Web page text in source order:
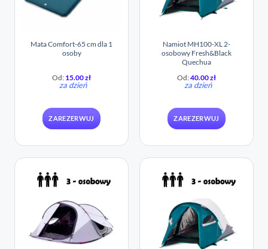
Mata Comfort-65 cm dla 1
osoby
Od: 15.00zł
za dzień
ZAREZERWUJ
Namiot MH100-XL 2-
osobowy Fresh&Black​
Quechua
Od:40.00zł
za dzień
ZAREZERWUJ